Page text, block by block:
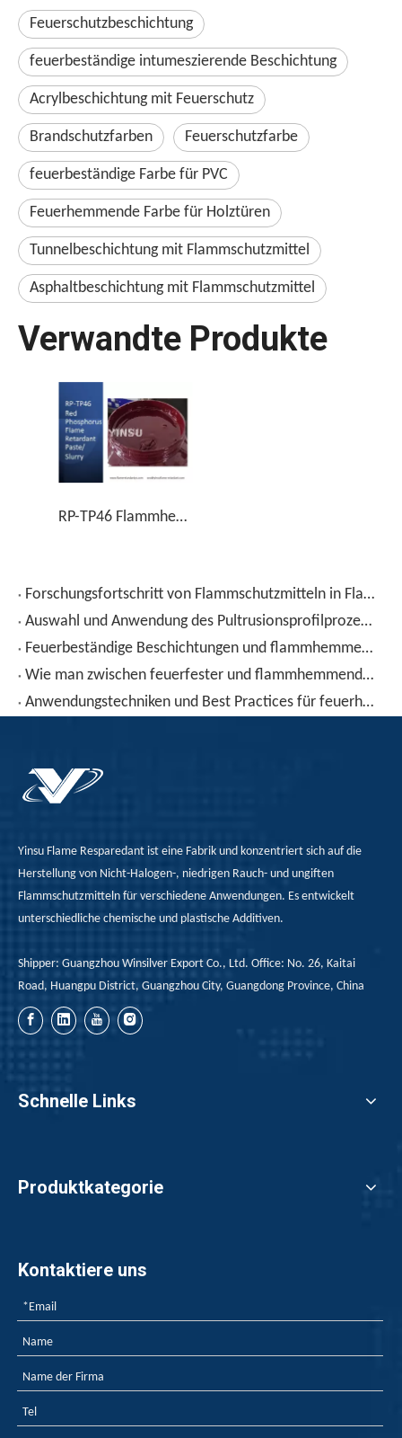
Feuerschutzbeschichtung
feuerbeständige intumeszierende Beschichtung
Acrylbeschichtung mit Feuerschutz
Brandschutzfarben Feuerschutzfarbe
feuerbeständige Farbe für PVC
Feuerhemmende Farbe für Holztüren
Tunnelbeschichtung mit Flammschutzmittel
Asphaltbeschichtung mit Flammschutzmittel
Verwandte Produkte
RP-TP46 Flammhemmende Paste/Aufschlämmung mit rotem Phosphor
Forschungsfortschritt von Flammschutzmitteln in Flammschutzbeschichtungen
Auswahl und Anwendung des Pultrusionsprofilprozesses für Epoxidharz-Verbundwerkstoffe
Feuerbeständige Beschichtungen und flammhemmende Beschichtungen: Eigenschaften, Vor- und Nachteile und Anwendungsleitfaden
Wie man zwischen feuerfester und flammhemmender Beschichtung unterscheidet
Anwendungstechniken und Best Practices für feuerhemmende Beschichtungen
Yinsu Flame Resparedant ist eine Fabrik und konzentriert sich auf die
Herstellung von Nicht-Halogen-, niedrigen Rauch- und ungiften
Flammschutzmitteln für verschiedene Anwendungen. Es entwickelt
unterschiedliche chemische und plastische Additiven.
Shipper: Guangzhou Winsilver Export Co., Ltd. Office: No. 26, Kaitai
Road, Huangpu District, Guangzhou City, Guangdong Province, China
Schnelle Links
Produktkategorie
Kontaktiere uns